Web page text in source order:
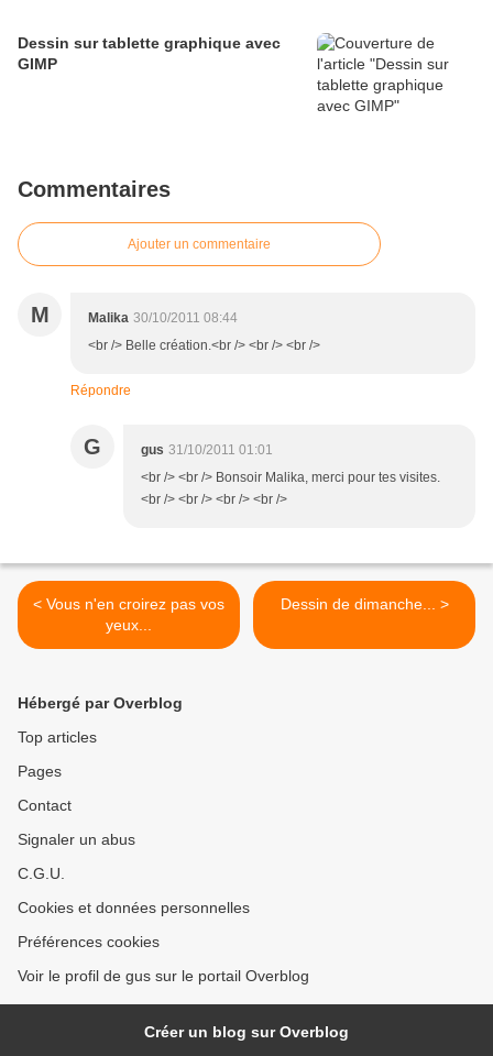
Dessin sur tablette graphique avec
GIMP
Commentaires
Ajouter un commentaire
M Malika 30/10/2011 08:44
<br /> Belle création.<br /> <br /> <br />
Répondre
G gus 31/10/2011 01:01
<br /> <br /> Bonsoir Malika, merci pour tes visites.
<br /> <br /> <br /> <br />
< Vous n'en croirez pas vos
yeux...
Dessin de dimanche... >
Hébergé par Overblog
Top articles
Pages
Contact
Signaler un abus
C.G.U.
Cookies et données personnelles
Préférences cookies
Voir le profil de gus sur le portail Overblog
Créer un blog sur Overblog